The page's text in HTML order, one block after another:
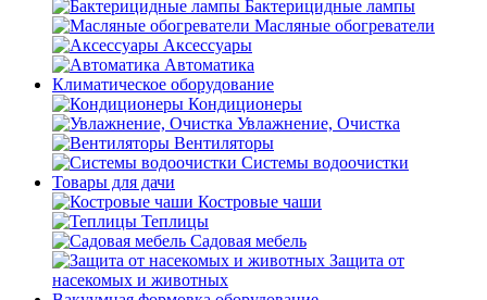
Бактерицидные лампы
Масляные обогреватели
Аксессуары
Автоматика
Климатическое оборудование
Кондиционеры
Увлажнение, Очистка
Вентиляторы
Системы водоочистки
Товары для дачи
Костровые чаши
Теплицы
Садовая мебель
Защита от
насекомых и животных